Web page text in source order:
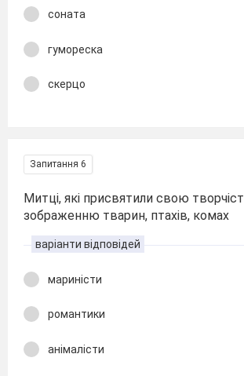
соната
гумореска
скерцо
Запитання 6
Митці, які присвятили свою
зображенню тварин, птахів, комах
варіанти відповідей
мариністи
романтики
анімалісти